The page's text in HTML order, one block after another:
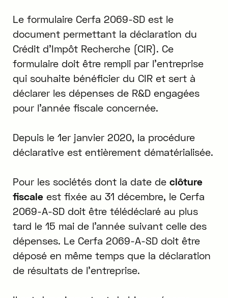
Le formulaire Cerfa 2069-SD est le
document permettant la déclaration du
Crédit d'Impôt Recherche (CIR). Ce
formulaire doit être rempli par l'entreprise
qui souhaite bénéficier du CIR et sert à
déclarer les dépenses de R&D engagées
pour l'année fiscale concernée.
Depuis le 1er janvier 2020, la procédure
déclarative est entièrement dématérialisée.
Pour les sociétés dont la date de clôture
fiscaleest fixée au 31 décembre, le Cerfa
2069-A-SD doit être télédéclaré au plus
tard le 15 mai de l'année suivant celle des
dépenses. Le Cerfa 2069-A-SD doit être
déposé en même temps que la déclaration
de résultats de l'entreprise.